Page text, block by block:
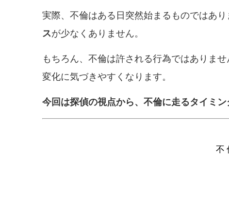
実際、不倫はある日突然始まるものではあ
スが少なくありません。
もちろん、不倫は許される行為ではありま
変化に気づきやすくなります。
今回は探偵の視点から、不倫に走るタイミ
不